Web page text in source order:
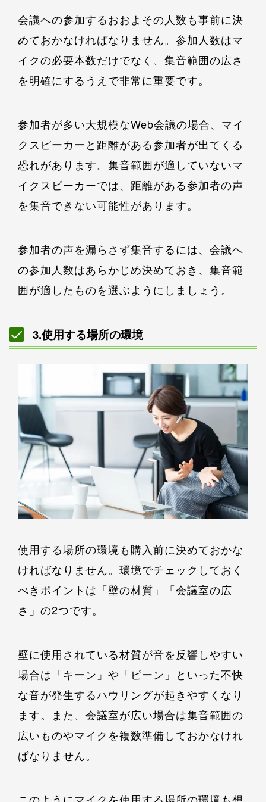
会議への参加するおおよその人数も事前に決
めておかなければなりません。参加人数はマ
イクの必要本数だけでなく、集音範囲の広さ
を明確にするうえで非常に重要です。
参加者が多い大規模なWeb会議の場合、マイ
クスピーカーと距離がある参加者が出てくる
恐れがあります。集音範囲が適していないマ
イクスピーカーでは、距離がある参加者の声
を集音できない可能性があります。
参加者の声を漏らさず集音するには、会議へ
の参加人数はあらかじめ決めておき、集音範
囲が適したものを選ぶようにしましょう。
3.使用する場所の環境
使用する場所の環境も購入前に決めておかな
ければなりません。環境でチェックしておく
べきポイントは「壁の材質」「会議室の広
さ」の2つです。
壁に使用されている材質が音を反響しやすい
場合は「キーン」や「ピーン」といった不快
な音が発生するハウリングが起きやすくなり
ます。また、会議室が広い場合は集音範囲の
広いものやマイクを複数準備しておかなけれ
ばなりません。